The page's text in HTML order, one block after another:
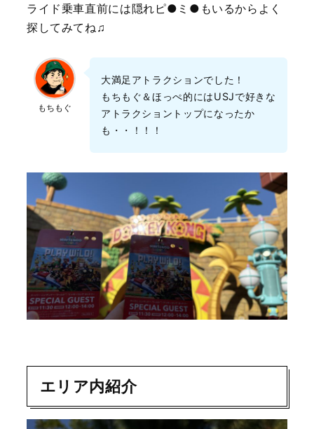
ライド乗車直前には隠れピ●ミ●もいるからよく
探してみてね♫
もちもぐ
大満足アトラクションでした！
もちもぐ＆ほっぺ的にはUSJで好きな
アトラクショントップになったか
も・・！！！
エリア内紹介